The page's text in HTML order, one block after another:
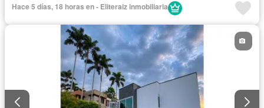
Hace 5 días, 18 horas en - Eliteraiz inmobiliaria